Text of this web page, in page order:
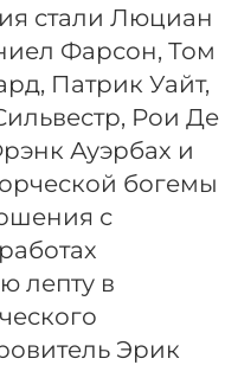
стали Люциан
Фарсон, Том
Патрик Уайт,
Рои Де
Ауэрбах и
богемы
с
лепту в
Эрик